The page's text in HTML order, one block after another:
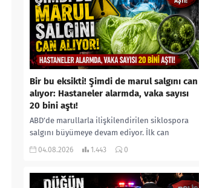
Bir bu eksikti! Şimdi de marul salgını can
alıyor: Hastaneler alarmda, vaka sayısı
20 bini aştı!
ABD’de marullarla ilişkilendirilen siklospora
salgını büyümeye devam ediyor. İlk can
kayıplarının yaşandığı salgında vaka sayısının
04.08.2026 1.443 0